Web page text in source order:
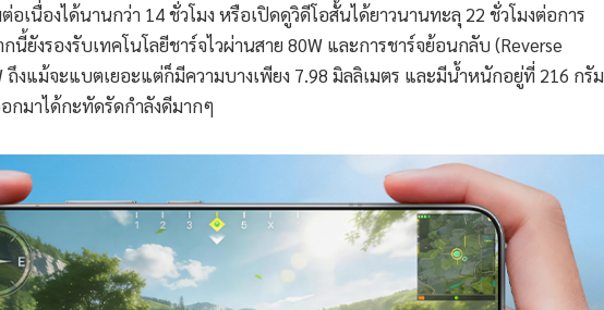
อเนื่องได้นานกว่า 14 ชั่วโมง หรือเปิดดูวิดีโอสั้นได้ยาวนานทะลุ 22 ชั่วโมงต่อการ
นี้ยังรองรับเทคโนโลยีชาร์จไวผ่านสาย 80W และการชาร์จย้อนกลับ (Reverse
ถึงแม้จะแบตเยอะแต่ก็มีความบางเพียง 7.98 มิลลิเมตร และมีน้ำหนักอยู่ที่ 216 กรัม
กมาได้กะทัดรัดกำลังดีมากๆ